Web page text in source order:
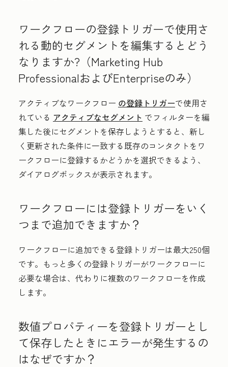
ワークフローの登録トリガーで使用さ
れる動的セグメントを編集するとどう
なりますか?（Marketing Hub
ProfessionalおよびEnterpriseのみ）
アクティブなワークフロー の登録トリガーで使用さ
れている アクティブなセグメント でフィルターを編
集した後にセグメントを保存しようとすると、新し
く更新された条件に一致する既存のコンタクトをワ
ークフローに登録するかどうかを選択できるよう、
ダイアログボックスが表示されます。
ワークフローには登録トリガーをいく
つまで追加できますか？
ワークフローに追加できる登録トリガーは最大250個
です。もっと多くの登録トリガーがワークフローに
必要な場合は、代わりに複数のワークフローを作成
します。
数値プロパティーを登録トリガーとし
て保存したときにエラーが発生するの
はなぜですか？